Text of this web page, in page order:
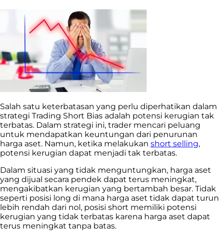
Salah satu keterbatasan yang perlu diperhatikan dalam
strategi Trading Short Bias adalah potensi kerugian tak
terbatas. Dalam strategi ini, trader mencari peluang
untuk mendapatkan keuntungan dari penurunan
harga aset. Namun, ketika melakukan short selling,
potensi kerugian dapat menjadi tak terbatas.
Dalam situasi yang tidak menguntungkan, harga aset
yang dijual secara pendek dapat terus meningkat,
mengakibatkan kerugian yang bertambah besar. Tidak
seperti posisi long di mana harga aset tidak dapat turun
lebih rendah dari nol, posisi short memiliki potensi
kerugian yang tidak terbatas karena harga aset dapat
terus meningkat tanpa batas.